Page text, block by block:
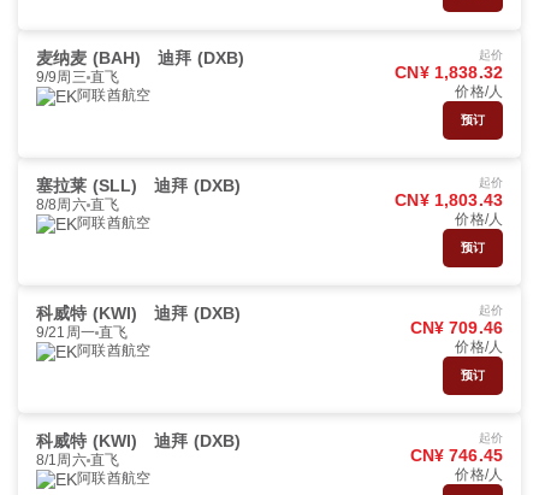
麦纳麦 (BAH) 迪拜 (DXB)
9/9周三 直飞
阿联酋航空
起价
CN¥ 1,838.32
价格/人
预订
塞拉莱 (SLL) 迪拜 (DXB)
8/8周六 直飞
阿联酋航空
起价
CN¥ 1,803.43
价格/人
预订
科威特 (KWI) 迪拜 (DXB)
9/21周一 直飞
阿联酋航空
起价
CN¥ 709.46
价格/人
预订
科威特 (KWI) 迪拜 (DXB)
8/1周六 直飞
阿联酋航空
起价
CN¥ 746.45
价格/人